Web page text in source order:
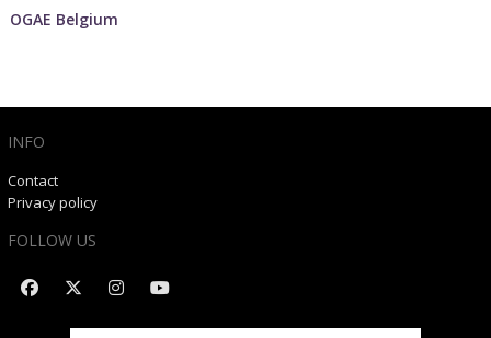
OGAE Belgium
INFO
Contact
Privacy policy
FOLLOW US